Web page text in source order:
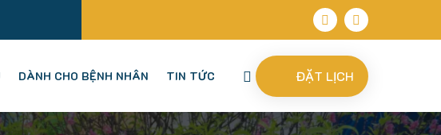
DÀNH CHO BỆNH NHÂN TIN TỨC ĐẶT LỊCH